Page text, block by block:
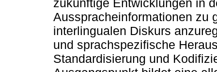
zukünftige Entwicklungen in
Ausspracheinformationen zu
interlingualen Diskurs
und sprachspezifische
Standardisierung und